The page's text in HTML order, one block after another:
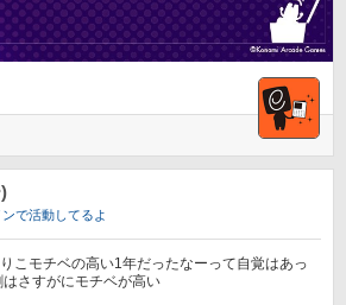
で活動してるよ
こモチベの高い1年だったなーって自覚はあっ
さすがにモチベが高い